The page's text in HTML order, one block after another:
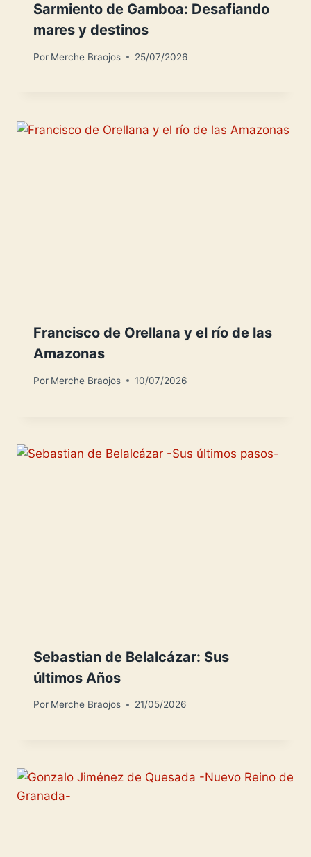
Sarmiento de Gamboa: Desafiando
mares y destinos
Por Merche Braojos 25/07/2026
Francisco de Orellana y el río de las
Amazonas
Por Merche Braojos 10/07/2026
Sebastian de Belalcázar: Sus
últimos Años
Por Merche Braojos 21/05/2026